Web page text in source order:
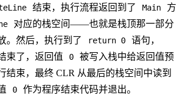
结束，执行流程返回到了 Main
方
对应的栈空间——也就是栈顶那一部分
。然后，执行到了
return 0 语句，
束了，返回值 0
被写入栈中给返回值预
结束，最终 CLR 从最后的栈空间中读到
0 作为程序结束代码并退出。